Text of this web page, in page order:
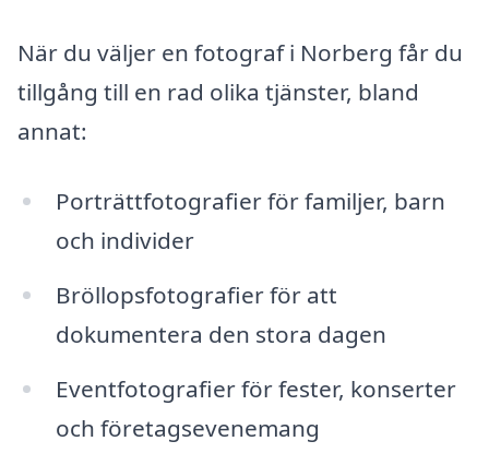
När du väljer en fotograf i Norberg får du
tillgång till en rad olika tjänster, bland
annat:
Porträttfotografier för familjer, barn
och individer
Bröllopsfotografier för att
dokumentera den stora dagen
Eventfotografier för fester, konserter
och företagsevenemang